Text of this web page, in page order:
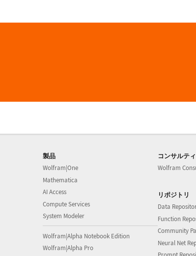
製品
Wolfram|One
Mathematica
AI Access
Compute Services
System Modeler
Wolfram|Alpha Notebook Edition
Wolfram|Alpha Pro
コンサルテ
Wolfram
リポジトリ
Data
Function
Community
Neural Net